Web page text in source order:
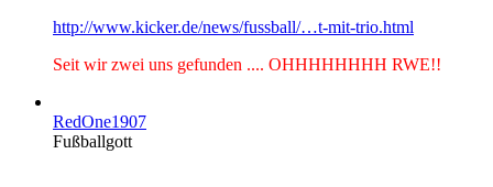
http://www.kicker.de/news/fussball/…t-mit-trio.html
Seit wir zwei uns gefunden .... OHHHHHHHH RWE!!
RedOne1907
Fußballgott